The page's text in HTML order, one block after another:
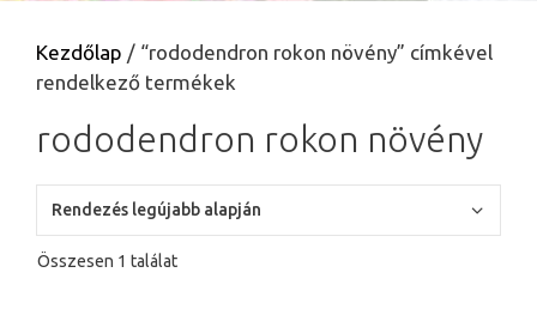
Kezdőlap / “rododendron rokon növény” címkével
rendelkező termékek
rododendron rokon növény
Összesen 1 találat